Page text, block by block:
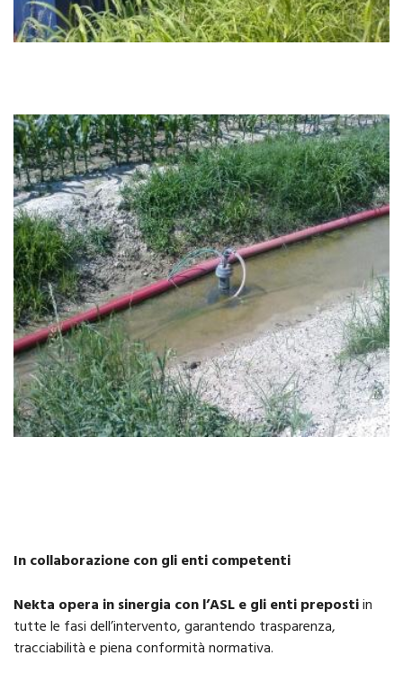
In collaborazione con gli enti competenti
Nekta opera in sinergia con l’ASL e gli enti prepostiin
tutte le fasi dell’intervento, garantendo trasparenza,
tracciabilità e piena conformità normativa.